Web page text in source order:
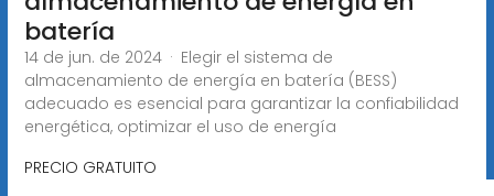
batería
14 de jun. de 2024 · Elegir el sistema de
almacenamiento de energía en batería (BESS)
adecuado es esencial para garantizar la confiabilidad
energética, optimizar el uso de energía
PRECIO GRATUITO